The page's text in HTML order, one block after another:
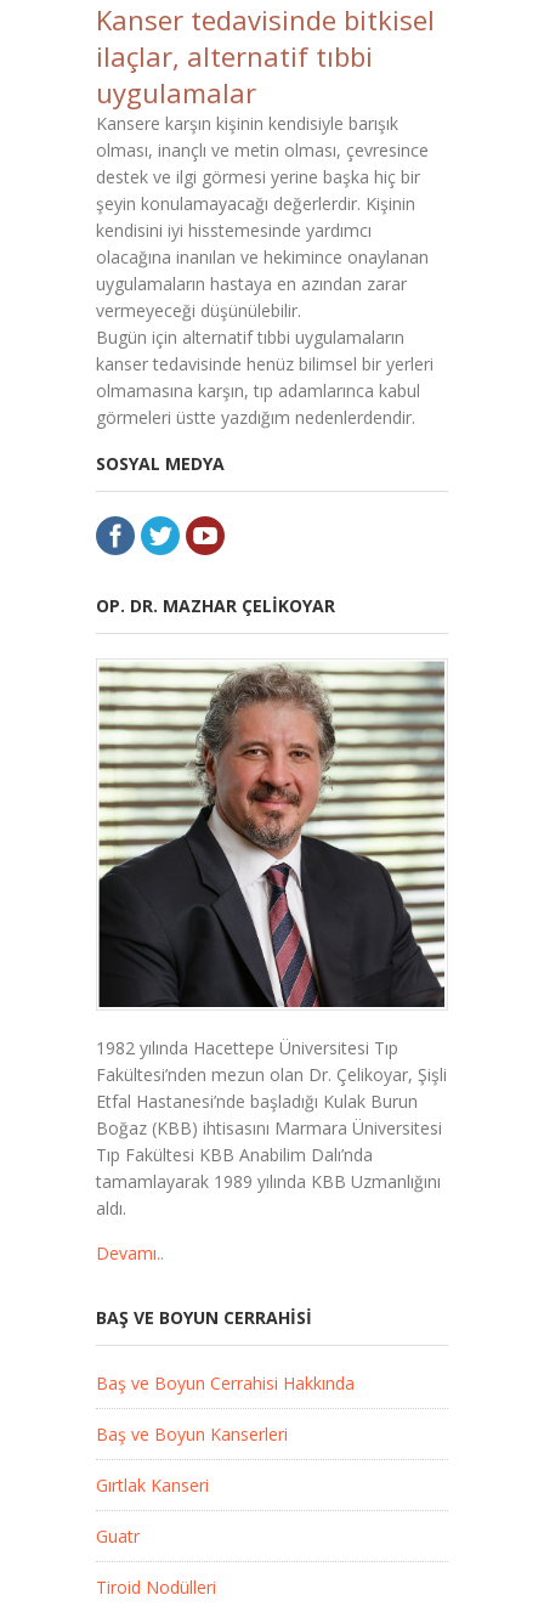
Kanser tedavisinde bitkisel
ilaçlar, alternatif tıbbi
uygulamalar
Kansere karşın kişinin kendisiyle barışık
olması, inançlı ve metin olması, çevresince
destek ve ilgi görmesi yerine başka hiç bir
şeyin konulamayacağı değerlerdir. Kişinin
kendisini iyi hisstemesinde yardımcı
olacağına inanılan ve hekimince onaylanan
uygulamaların hastaya en azından zarar
vermeyeceği düşünülebilir.
Bugün için alternatif tıbbi uygulamaların
kanser tedavisinde henüz bilimsel bir yerleri
olmamasına karşın, tıp adamlarınca kabul
görmeleri üstte yazdığım nedenlerdendir.
SOSYAL MEDYA
OP. DR. MAZHAR ÇELIKOYAR
1982 yılında Hacettepe Üniversitesi Tıp
Fakültesi’nden mezun olan Dr. Çelikoyar, Şişli
Etfal Hastanesi’nde başladığı Kulak Burun
Boğaz (KBB) ihtisasını Marmara Üniversitesi
Tıp Fakültesi KBB Anabilim Dalı’nda
tamamlayarak 1989 yılında KBB Uzmanlığını
aldı.
Devamı..
BAŞ VE BOYUN CERRAHISI
Baş ve Boyun Cerrahisi Hakkında
Baş ve Boyun Kanserleri
Gırtlak Kanseri
Guatr
Tiroid Nodülleri